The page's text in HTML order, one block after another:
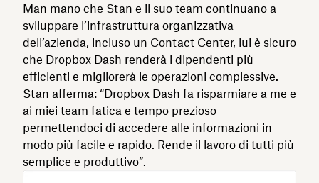
Man mano che Stan e il suo team continuano a
sviluppare l’infrastruttura organizzativa
dell’azienda, incluso un Contact Center, lui è sicuro
che Dropbox Dash renderà i dipendenti più
efficienti e migliorerà le operazioni complessive.
Stan afferma: “Dropbox Dash fa risparmiare a me e
ai miei team fatica e tempo prezioso
permettendoci di accedere alle informazioni in
modo più facile e rapido. Rende il lavoro di tutti più
semplice e produttivo”.